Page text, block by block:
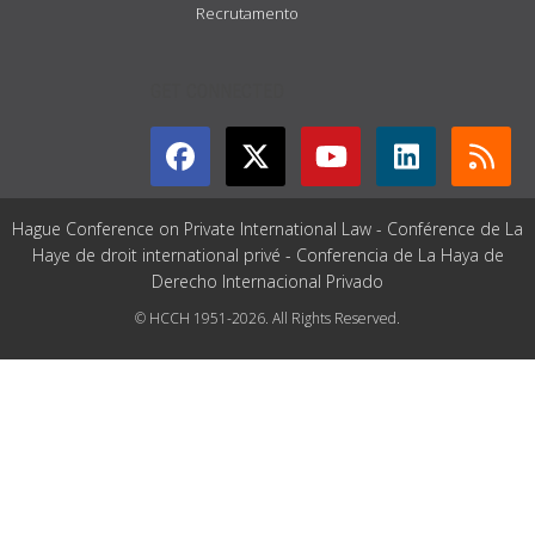
Recrutamento
Hague Conference on Private International Law - Conférence de La
Haye de droit international privé - Conferencia de La Haya de
Derecho Internacional Privado
© HCCH 1951-2026. All Rights Reserved.